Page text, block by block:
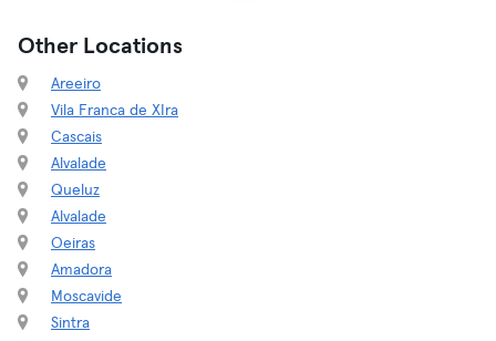
Other Locations
Areeiro
Vila Franca de XIra
Cascais
Alvalade
Queluz
Alvalade
Oeiras
Amadora
Moscavide
Sintra